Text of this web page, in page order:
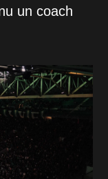
un coach